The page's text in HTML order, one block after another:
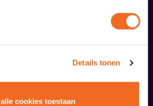
Details tonen
alle cookies toestaan
Koekeloere festival